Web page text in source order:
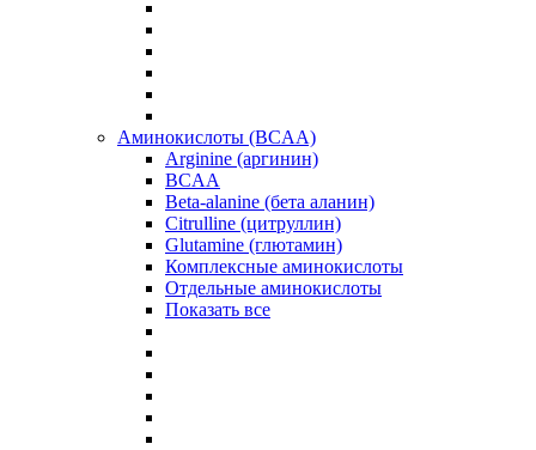
Аминокислоты (BCAA)
Arginine (аргинин)
BCAA
Beta-alanine (бета аланин)
Citrulline (цитруллин)
Glutamine (глютамин)
Комплексные аминокислоты
Отдельные аминокислоты
Показать все